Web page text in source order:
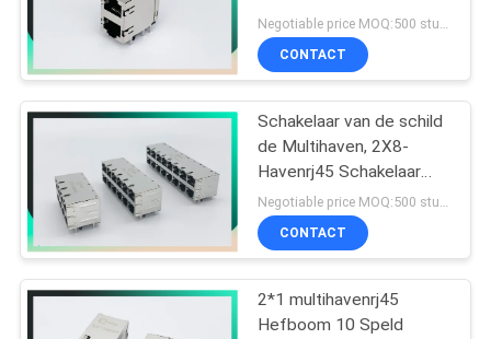
90 graad rj45
16
de Kabelschakelaar van
Transformatorethernet;
Negotiable price MOQ:500 stuks
CONTACT
Schakelaar van de schild
de Multihaven, 2X8-
Havenrj45 Schakelaar
met neer Basis 1000 - T
Geïntegreerde
Magnetics-Lusje
CONTACT
2*1 multihavenrj45
Hefboom 10 Speld